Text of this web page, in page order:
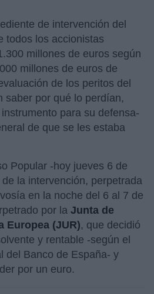
de intervención del
todos los accionistas
millones de euros según
millones de euros de
de los peritos del
saber por qué lo perdían,
para su defensa-
de que se les estaba
Popular -hoy jueves 6 de
la intervención, perpetrada
en la noche del 6 al 7 de
por la Junta de
Europea (JUR), que decidió
y rentable -según el
del Banco de España- y
por un euro.